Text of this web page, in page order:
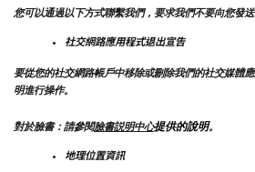
您可以通過以下方式聯繫我們，要求我們不要向您發送
社交網路應用程式退出宣告
要從您的社交網路帳戶中移除或刪除我們的社交媒體
明進行操作。
對於臉書：請參閱臉書説明中心提供的說明。
地理位置資訊